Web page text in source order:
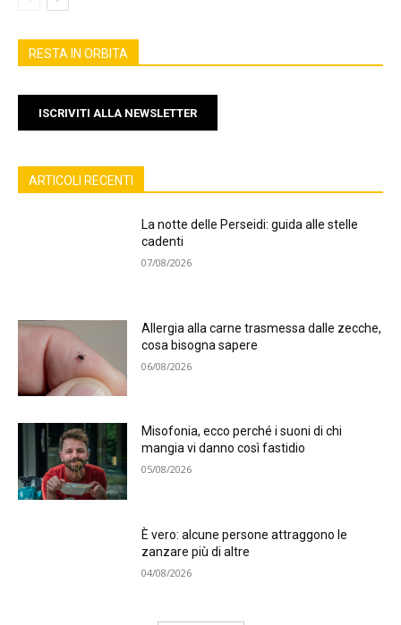
RESTA IN ORBITA
ISCRIVITI ALLA NEWSLETTER
ARTICOLI RECENTI
La notte delle Perseidi: guida alle stelle
cadenti
07/08/2026
Allergia alla carne trasmessa dalle zecche,
cosa bisogna sapere
06/08/2026
Misofonia, ecco perché i suoni di chi
mangia vi danno così fastidio
05/08/2026
È vero: alcune persone attraggono le
zanzare più di altre
04/08/2026